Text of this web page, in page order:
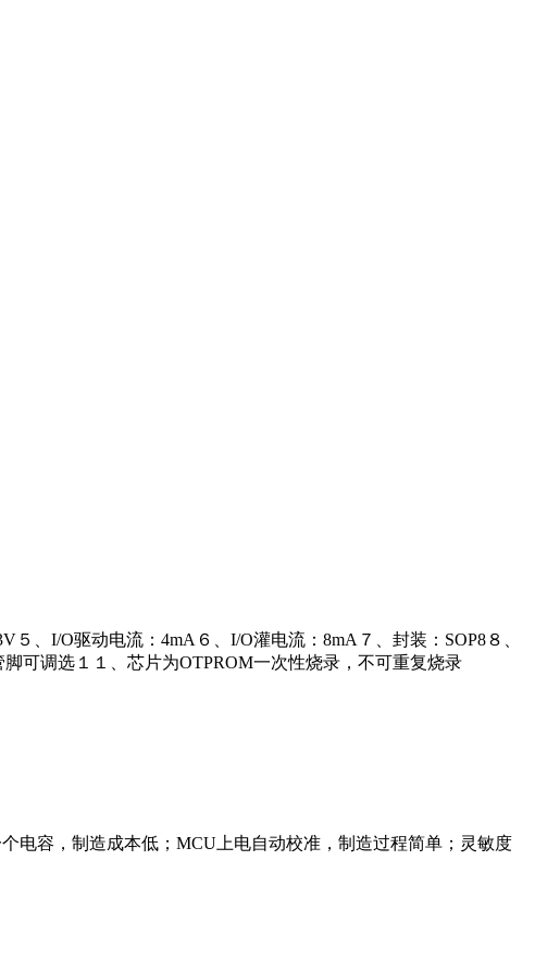
、I/O驱动电流：4mA６、I/O灌电流：8mA７、封装：SOP8８、
可调选１１、芯片为OTPROM一次性烧录，不可重复烧录
电容，制造成本低；MCU上电自动校准，制造过程简单；灵敏度